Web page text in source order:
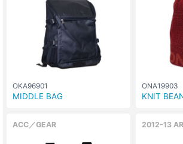
OKA96901
MIDDLE BAG
ONA19903
KNIT
ACC／GEAR 2012-13